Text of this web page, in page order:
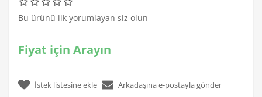
Bu ürünü ilk yorumlayan siz olun
Fiyat için Arayın